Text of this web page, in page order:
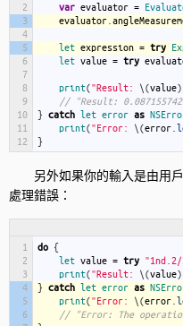
2
3
4
5
6
7
8
9
10
11
12
var evaluator =
evaluator
let expression = try
let value = try
print("Result: \ (value)
// "Result:
} catch let error as
print("Error: \ (error
}
另外如果你的輸入是由用
處理錯誤：
1
2
3
4
5
6
do {
let value = try "1nd.2/
print("Result: \ (value)
} catch let error as
print("Error: \ (error
// "Error: The